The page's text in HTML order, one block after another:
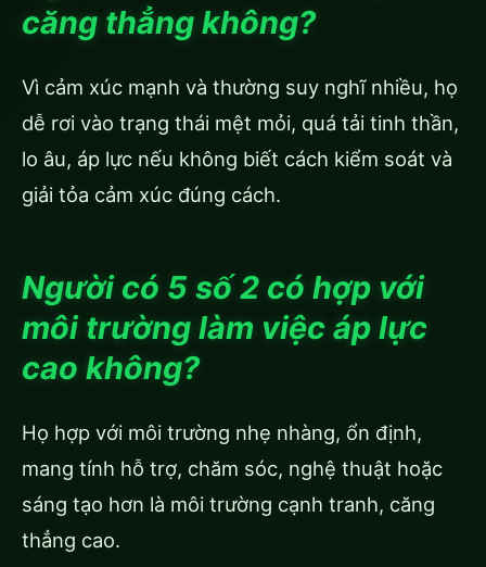
căng thẳng không?
Vì cảm xúc mạnh và thường suy nghĩ nhiều, họ
dễ rơi vào trạng thái mệt mỏi, quá tải tinh thần,
lo âu, áp lực nếu không biết cách kiểm soát và
giải tỏa cảm xúc đúng cách.
Người có 5 số 2 có hợp với
môi trường làm việc áp lực
cao không?
Họ hợp với môi trường nhẹ nhàng, ổn định,
mang tính hỗ trợ, chăm sóc, nghệ thuật hoặc
sáng tạo hơn là môi trường cạnh tranh, căng
thẳng cao.